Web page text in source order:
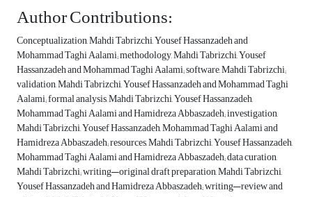
Author Contributions:
Conceptualization, Mahdi Tabrizchi, Yousef Hassanzadeh and
Mohammad Taghi Aalami; methodology, Mahdi Tabrizchi, Yousef
Hassanzadeh and Mohammad Taghi Aalami; software, Mahdi Tabrizchi;
validation, Mahdi Tabrizchi, Yousef Hassanzadeh and Mohammad Taghi
Aalami; formal analysis, Mahdi Tabrizchi, Yousef Hassanzadeh,
Mohammad Taghi Aalami and Hamidreza Abbaszadeh; investigation,
Mahdi Tabrizchi, Yousef Hassanzadeh, Mohammad Taghi Aalami and
Hamidreza Abbaszadeh; resources, Mahdi Tabrizchi, Yousef Hassanzadeh,
Mohammad Taghi Aalami and Hamidreza Abbaszadeh; data curation,
Mahdi Tabrizchi; writing—original draft preparation, Mahdi Tabrizchi,
Yousef Hassanzadeh and Hamidreza Abbaszadeh; writing—review and